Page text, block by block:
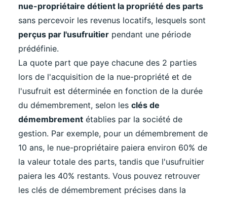
nue-propriétaire détient la propriété des parts
sans percevoir les revenus locatifs, lesquels sont
perçus par l'usufruitierpendant une période
prédéfinie.
La quote part que paye chacune des 2 parties
lors de l'acquisition de la nue-propriété et de
l'usufruit est déterminée en fonction de la durée
du démembrement, selon les clés de
démembrementétablies par la société de
gestion. Par exemple, pour un démembrement de
10 ans, le nue-propriétaire paiera environ 60% de
la valeur totale des parts, tandis que l'usufruitier
paiera les 40% restants. Vous pouvez retrouver
les clés de démembrement précises dans la